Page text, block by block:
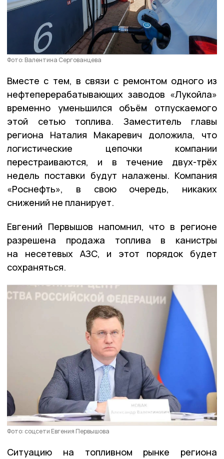
Фото: Валентина Сергованцева
Вместе с тем, в связи с ремонтом одного из
нефтеперерабатывающих заводов «Лукойла»
временно уменьшился объём отпускаемого
этой сетью топлива. Заместитель главы
региона Наталия Макаревич доложила, что
логистические цепочки компании
перестраиваются, и в течение двух-трёх
недель поставки будут налажены. Компания
«Роснефть», в свою очередь, никаких
снижений не планирует.
Евгений Первышов напомнил, что в регионе
разрешена продажа топлива в канистры
на несетевых АЗС, и этот порядок будет
сохраняться.
Фото: соцсети Евгения Первышова
Ситуацию на топливном рынке региона